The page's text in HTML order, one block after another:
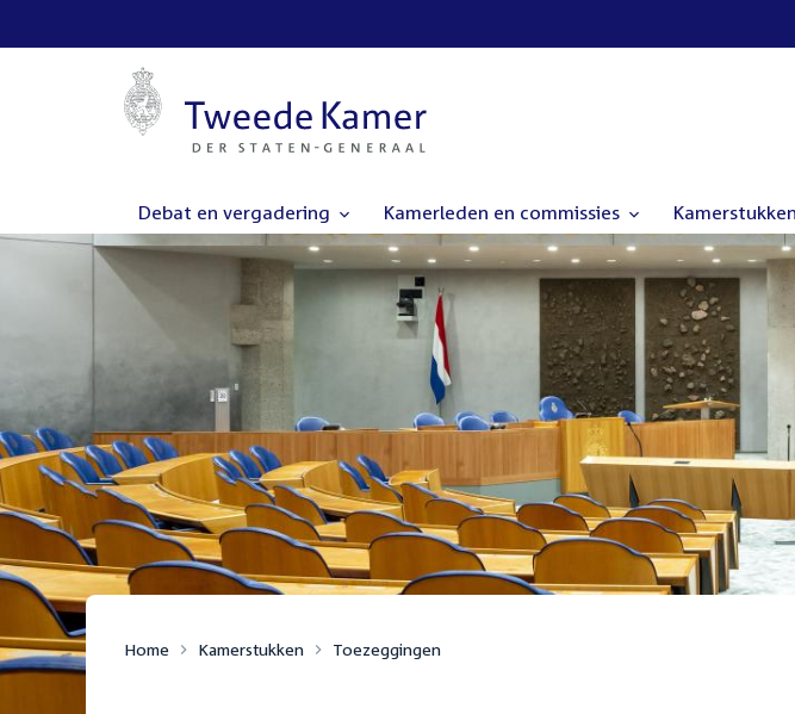
Debat en vergadering Kamerleden en commissies Kamerstukken
Home Kamerstukken Toezeggingen